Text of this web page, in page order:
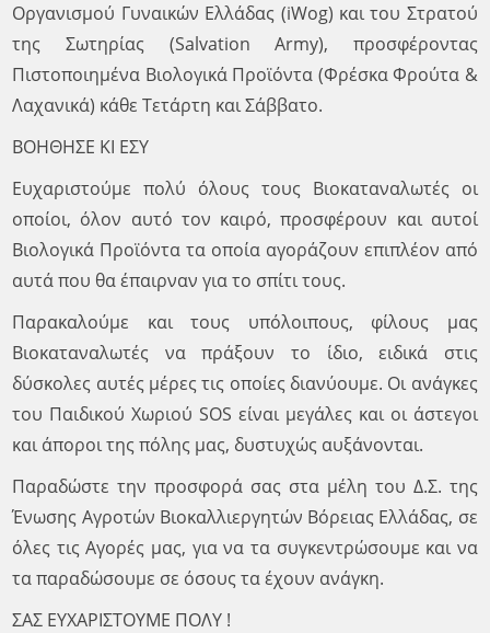
Οργανισμού Γυναικών Ελλάδας (iWog) και του Στρατού
της Σωτηρίας (Salvation Army), προσφέροντας
Πιστοποιημένα Βιολογικά Προϊόντα (Φρέσκα Φρούτα &
Λαχανικά) κάθε Τετάρτη και Σάββατο.
ΒΟΗΘΗΣΕ ΚΙ ΕΣΥ
Ευχαριστούμε πολύ όλους τους Βιοκαταναλωτές οι
οποίοι, όλον αυτό τον καιρό, προσφέρουν και αυτοί
Βιολογικά Προϊόντα τα οποία αγοράζουν επιπλέον από
αυτά που θα έπαιρναν για το σπίτι τους.
Παρακαλούμε και τους υπόλοιπους, φίλους μας
Βιοκαταναλωτές να πράξουν το ίδιο, ειδικά στις
δύσκολες αυτές μέρες τις οποίες διανύουμε. Οι ανάγκες
του Παιδικού Χωριού SOS είναι μεγάλες και οι άστεγοι
και άποροι της πόλης μας, δυστυχώς αυξάνονται.
Παραδώστε την προσφορά σας στα μέλη του Δ.Σ. της
Ένωσης Αγροτών Βιοκαλλιεργητών Βόρειας Ελλάδας, σε
όλες τις Αγορές μας, για να τα συγκεντρώσουμε και να
τα παραδώσουμε σε όσους τα έχουν ανάγκη.
ΣΑΣ ΕΥΧΑΡΙΣΤΟΥΜΕ ΠΟΛΥ !